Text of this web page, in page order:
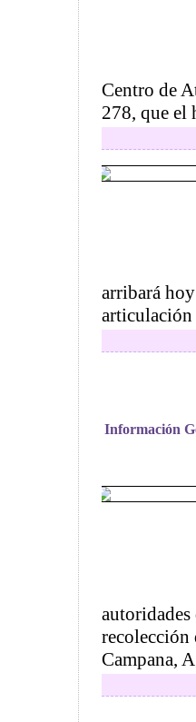
Centro de
278, que el
arribará
Información
autoridades
recolección
Campana,